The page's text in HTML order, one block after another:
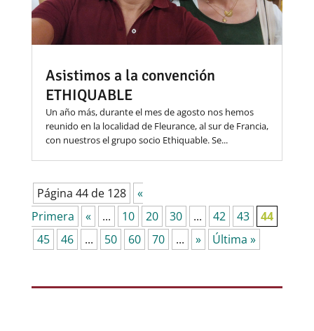
Asistimos a la convención
ETHIQUABLE
Un año más, durante el mes de agosto nos hemos
reunido en la localidad de Fleurance, al sur de Francia,
con nuestros el grupo socio Ethiquable. Se...
Página 44 de 128
«
Primera
« ... 10 20 30 ... 42 43
44
45
46 ... 50 60 70 ... » Última »